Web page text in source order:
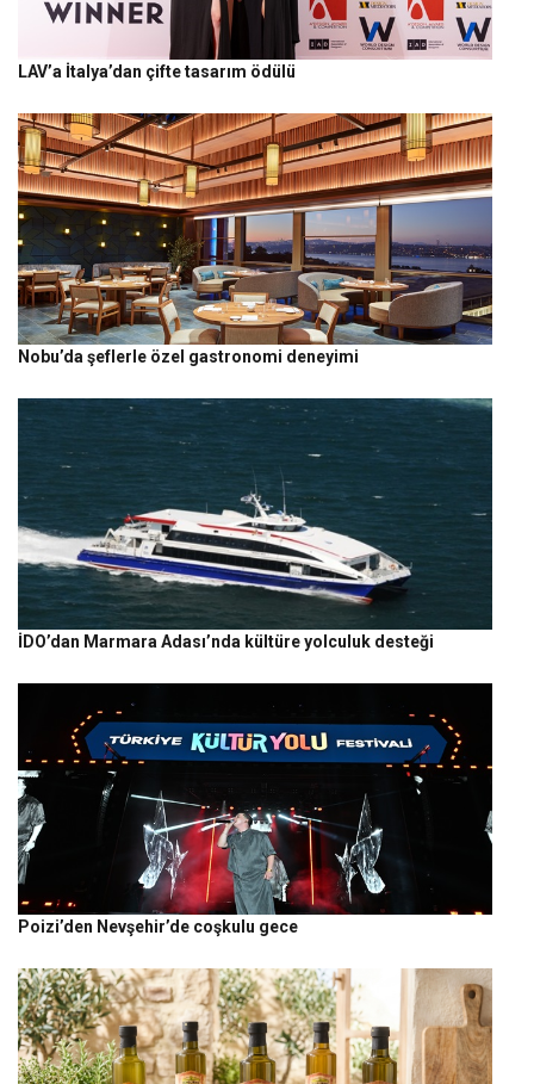
LAV’a İtalya’dan çifte tasarım ödülü
Nobu’da şeflerle özel gastronomi deneyimi
İDO’dan Marmara Adası’nda kültüre yolculuk desteği
Poizi’den Nevşehir’de coşkulu gece